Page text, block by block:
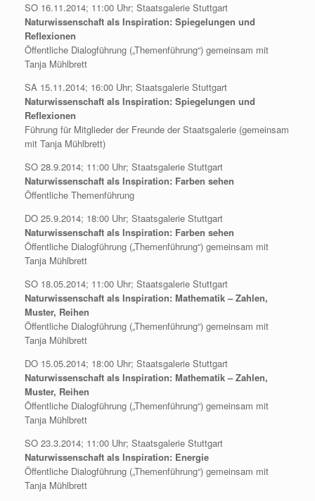
SO 16.11.2014; 11:00 Uhr; Staatsgalerie Stuttgart
Naturwissenschaft als Inspiration: Spiegelungen und
Reflexionen
Öffentliche Dialogführung („Themenführung“) gemeinsam mit
Tanja Mühlbrett
SA 15.11.2014; 16:00 Uhr; Staatsgalerie Stuttgart
Naturwissenschaft als Inspiration: Spiegelungen und
Reflexionen
Führung für Mitglieder der Freunde der Staatsgalerie (gemeinsam
mit Tanja Mühlbrett)
SO 28.9.2014; 11:00 Uhr; Staatsgalerie Stuttgart
Naturwissenschaft als Inspiration: Farben sehen
Öffentliche Themenführung
DO 25.9.2014; 18:00 Uhr; Staatsgalerie Stuttgart
Naturwissenschaft als Inspiration: Farben sehen
Öffentliche Dialogführung („Themenführung“) gemeinsam mit
Tanja Mühlbrett
SO 18.05.2014; 11:00 Uhr; Staatsgalerie Stuttgart
Naturwissenschaft als Inspiration: Mathematik – Zahlen,
Muster, Reihen
Öffentliche Dialogführung („Themenführung“) gemeinsam mit
Tanja Mühlbrett
DO 15.05.2014; 18:00 Uhr; Staatsgalerie Stuttgart
Naturwissenschaft als Inspiration: Mathematik – Zahlen,
Muster, Reihen
Öffentliche Dialogführung („Themenführung“) gemeinsam mit
Tanja Mühlbrett
SO 23.3.2014; 11:00 Uhr; Staatsgalerie Stuttgart
Naturwissenschaft als Inspiration: Energie
Öffentliche Dialogführung („Themenführung“) gemeinsam mit
Tanja Mühlbrett